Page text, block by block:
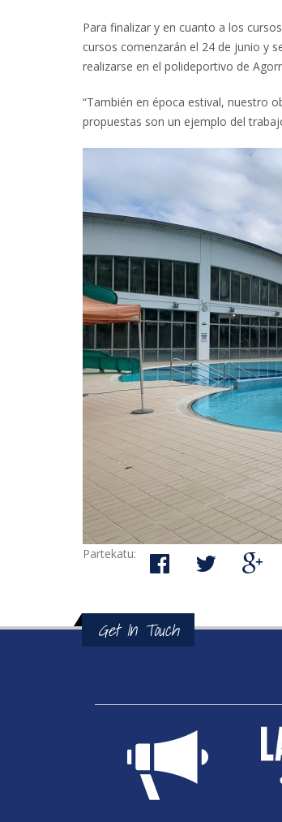
Para finalizar y en cuanto a los
cursos comenzarán el 24 de junio y
realizarse en el polideportivo de
“También en época estival, nuestro
propuestas son un ejemplo del
Partekatu:
Get In Touch